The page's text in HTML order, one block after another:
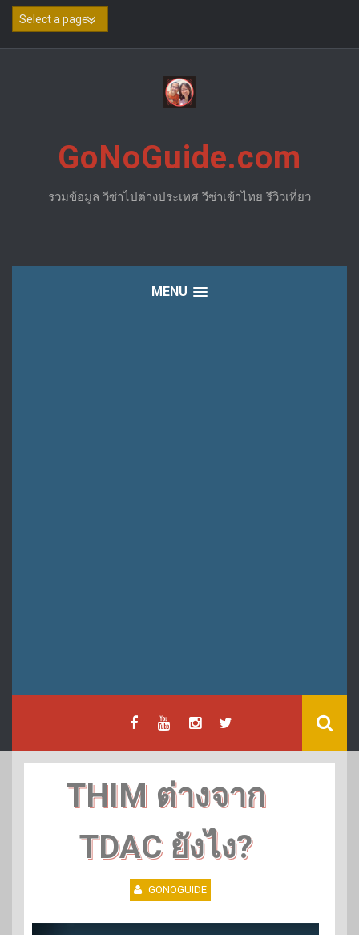
Skip
GoNoGuide.com
รวมข้อมูล วีซ่าไปต่างประเทศ วีซ่าเข้าไทย รีวิวเที่ยว
MENU
THIM ต่างจาก
TDAC ยังไง?
GONOGUIDE